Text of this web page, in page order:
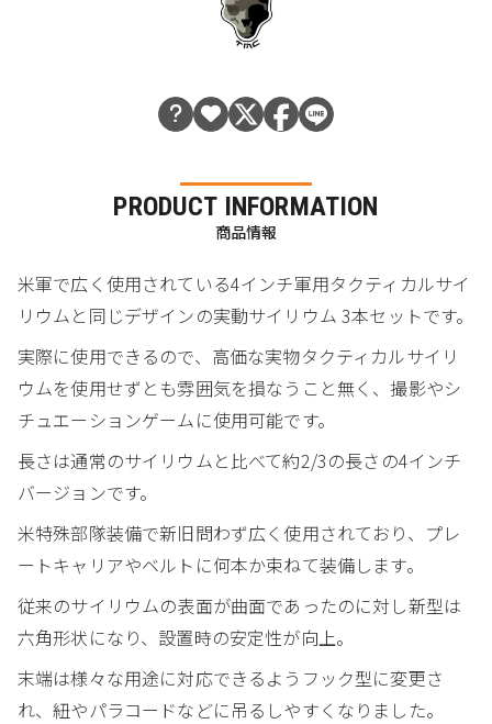
PRODUCT INFORMATION
商品情報
米軍で広く使用されている4インチ軍用タクティカルサイ
リウムと同じデザインの実動サイリウム 3本セットです。
実際に使用できるので、高価な実物タクティカルサイリ
ウムを使用せずとも雰囲気を損なうこと無く、撮影やシ
チュエーションゲームに使用可能です。
長さは通常のサイリウムと比べて約2/3の長さの4インチ
バージョンです。
米特殊部隊装備で新旧問わず広く使用されており、プレ
ートキャリアやベルトに何本か束ねて装備します。
従来のサイリウムの表面が曲面であったのに対し新型は
六角形状になり、設置時の安定性が向上。
末端は様々な用途に対応できるようフック型に変更さ
れ、紐やパラコードなどに吊るしやすくなりました。